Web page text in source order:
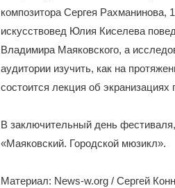
композитора Сергея Рахманинова,
искусствовед Юлия Киселева
Владимира Маяковского, а
аудитории изучить, как на
состоится лекция об
В заключительный день
«Маяковский. Городской мюзикл».
Материал: News-w.org / Сергей